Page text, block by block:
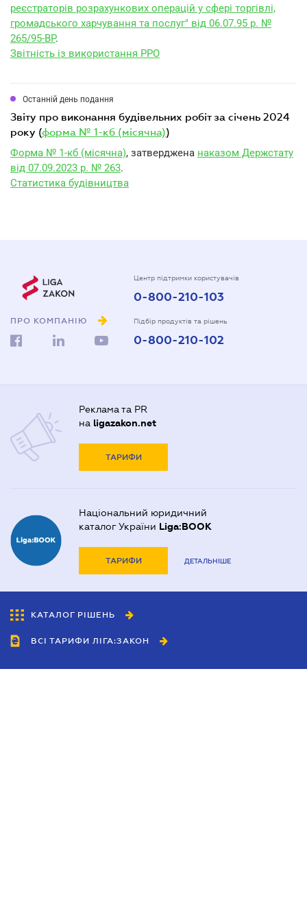
реєстраторів розрахункових операцій у сфері торгівлі,
громадського харчування та послуг" від 06.07.95 р. №
265/95-ВР.
Звітність із використання РРО
Останній день подання
звіту про виконання будівельних робіт за січень 2024
року (форма № 1-кб (місячна))
Форма № 1-кб (місячна), затверджена наказом Держстату
від 07.09.2023 р. № 263.
Статистика будівництва
ПРО КОМПАНІЮ
Центр підтримки користувачів
0-800-210-103
Підбір продуктів та рішень
0-800-210-102
Реклама та PR
на ligazakon.net
ТАРИФИ
Національний юридичний
каталог України Liga:BOOK
ТАРИФИ ДЕТАЛЬНІШЕ
КАТАЛОГ РІШЕНЬ
ВСІ ТАРИФИ ЛІГА:ЗАКОН